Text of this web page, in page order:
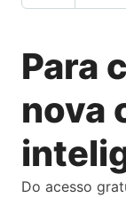
Para
nova
Do acesso